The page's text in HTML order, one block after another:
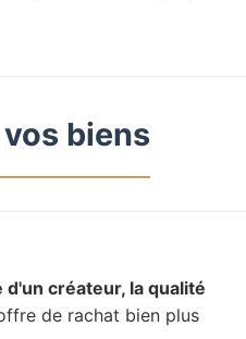
biens
créateur, la qualité
de rachat bien plus